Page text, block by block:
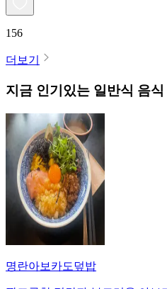
156
더보기
지금 인기있는 일반식 음
명란아보카도덮밥